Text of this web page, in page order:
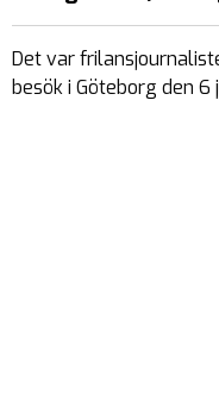
Det var
besök i Göteborg den 6